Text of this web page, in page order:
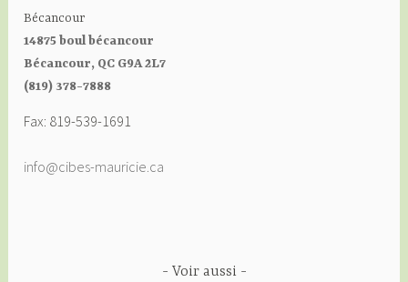
Bécancour
14875 boul bécancour
Bécancour, QC G9A 2L7
(819) 378-7888
Fax: 819-539-1691
info@cibes-mauricie.ca
Voir aussi